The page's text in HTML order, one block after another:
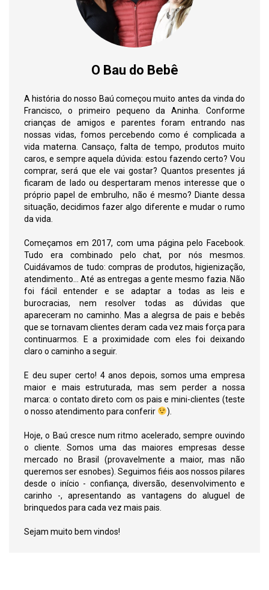
O Bau do Bebê
A história do nosso Baú começou muito antes da vinda do
Francisco, o primeiro pequeno da Aninha. Conforme
crianças de amigos e parentes foram entrando nas
nossas vidas, fomos percebendo como é complicada a
vida materna. Cansaço, falta de tempo, produtos muito
caros, e sempre aquela dúvida: estou fazendo certo? Vou
comprar, será que ele vai gostar? Quantos presentes já
ficaram de lado ou despertaram menos interesse que o
próprio papel de embrulho, não é mesmo? Diante dessa
situação, decidimos fazer algo diferente e mudar o rumo
da vida.
Começamos em 2017, com uma página pelo Facebook.
Tudo era combinado pelo chat, por nós mesmos.
Cuidávamos de tudo: compras de produtos, higienização,
atendimento... Até as entregas a gente mesmo fazia. Não
foi fácil entender e se adaptar a todas as leis e
burocracias, nem resolver todas as dúvidas que
apareceram no caminho. Mas a alegrsa de pais e bebês
que se tornavam clientes deram cada vez mais força para
continuarmos. E a proximidade com eles foi deixando
claro o caminho a seguir.
E deu super certo! 4 anos depois, somos uma empresa
maior e mais estruturada, mas sem perder a nossa
marca: o contato direto com os pais e mini-clientes (teste
o nosso atendimento para conferir
).
Hoje, o Baú cresce num ritmo acelerado, sempre ouvindo
o cliente. Somos uma das maiores empresas desse
mercado no Brasil (provavelmente a maior, mas não
queremos ser esnobes). Seguimos fiéis aos nossos pilares
desde o início - confiança, diversão, desenvolvimento e
carinho -, apresentando as vantagens do aluguel de
brinquedos para cada vez mais pais.
Sejam muito bem vindos!